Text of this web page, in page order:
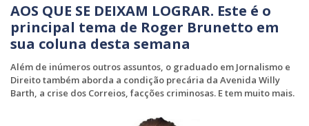
AOS QUE SE DEIXAM LOGRAR. Este é o
principal tema de Roger Brunetto em
sua coluna desta semana
Além de inúmeros outros assuntos, o graduado em Jornalismo e
Direito também aborda a condição precária da Avenida Willy
Barth, a crise dos Correios, facções criminosas. E tem muito mais.